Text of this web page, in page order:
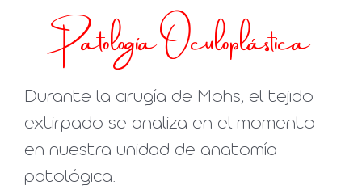
Patología Oculoplástica
Durante la cirugía de Mohs, el tejido
extirpado se analiza en el momento
en nuestra unidad de anatomía
patológica.